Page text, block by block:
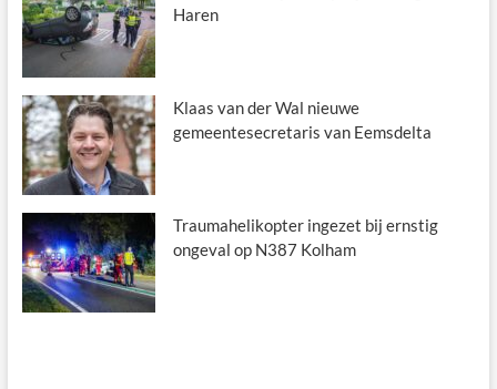
Haren
Klaas van der Wal nieuwe
gemeentesecretaris van Eemsdelta
Traumahelikopter ingezet bij ernstig
ongeval op N387 Kolham